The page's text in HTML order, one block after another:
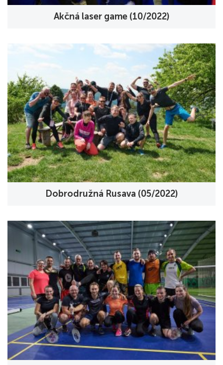
Akčná laser game (10/2022)
Dobrodružná Rusava (05/2022)